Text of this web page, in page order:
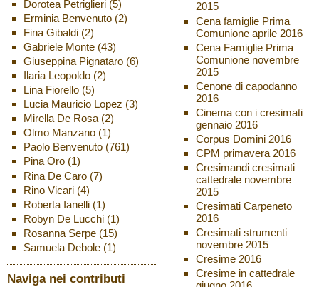
Dorotea Petriglieri(5)
Erminia Benvenuto(2)
Fina Gibaldi(2)
Gabriele Monte(43)
Giuseppina Pignataro(6)
Ilaria Leopoldo(2)
Lina Fiorello(5)
Lucia Mauricio Lopez (3)
Mirella De Rosa(2)
Olmo Manzano(1)
Paolo Benvenuto(761)
Pina Oro(1)
Rina De Caro(7)
Rino Vicari(4)
Roberta Ianelli(1)
Robyn De Lucchi(1)
Rosanna Serpe(15)
Samuela Debole(1)
Naviga nei contributi
2015
Cena famiglie Prima
Comunione aprile 2016
Cena Famiglie Prima
Comunione novembre
2015
Cenone di capodanno
2016
Cinema con i cresimati
gennaio 2016
Corpus Domini 2016
CPM primavera 2016
Cresimandi cresimati
cattedrale novembre
2015
Cresimati Carpeneto
2016
Cresimati strumenti
novembre 2015
Cresime 2016
Cresime in cattedrale